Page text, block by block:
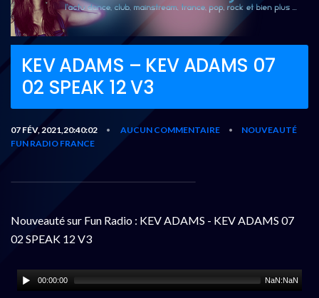
KEV ADAMS – KEV ADAMS 07
02 SPEAK 12 V3
07 FÉV, 2021,20:40:02 • AUCUN COMMENTAIRE •
NOUVEAUTÉ
FUN RADIO FRANCE
Nouveauté sur Fun Radio : KEV ADAMS - KEV ADAMS 07
02 SPEAK 12 V3
00:00:00 NaN:NaN